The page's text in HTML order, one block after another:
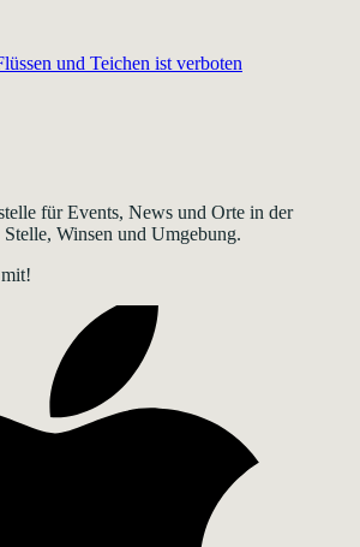
und Teichen ist verboten
für Events, News und Orte in der
Winsen und Umgebung.